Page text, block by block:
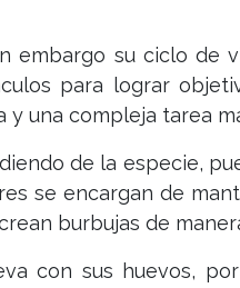
su ciclo de
para lograr
una compleja tarea
de la especie,
se encargan de
burbujas de
con sus huevos,